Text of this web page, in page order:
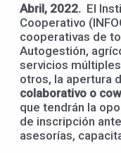
Abril, 2022. El
Cooperativo
cooperativas de
Autogestión,
servicios
otros, la apertura
colaborativo o
que tendrán la
de inscripción
asesorías,